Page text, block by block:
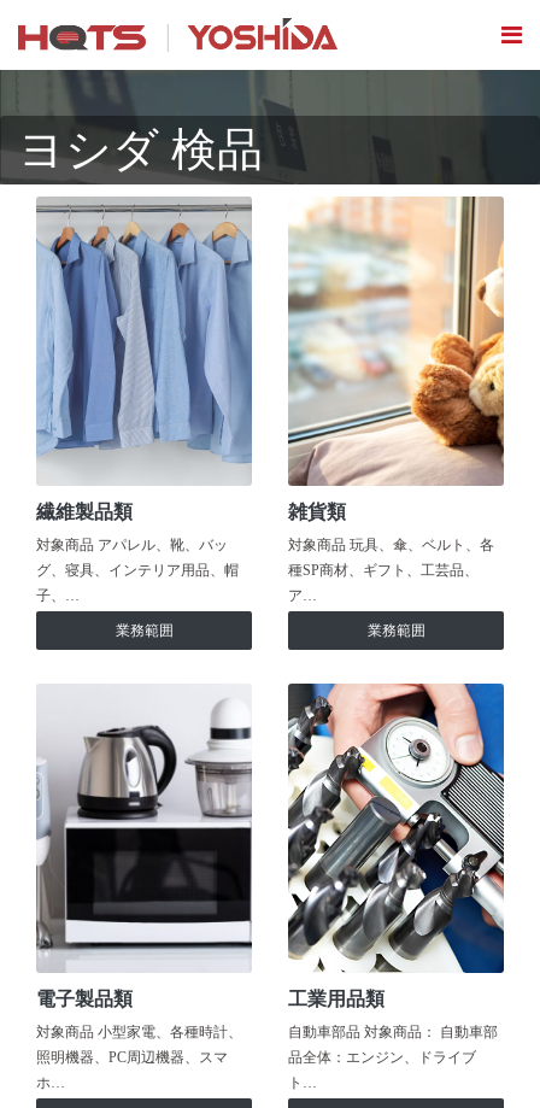
ヨシダ 検品
繊維製品類
対象商品 アパレル、靴、バッ
グ、寝具、インテリア用品、帽
子、…
業務範囲
雑貨類
対象商品 玩具、傘、ベルト、各
種SP商材、ギフト、工芸品、
ア…
業務範囲
電子製品類
対象商品 小型家電、各種時計、
照明機器、PC周辺機器、スマ
ホ…
工業用品類
自動車部品 対象商品： 自動車部
品全体：エンジン、ドライブ
ト…